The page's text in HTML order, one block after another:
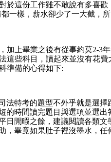
於這份工作雖不敢說有多喜
一樣，薪水卻少了一大截，所
加上畢業之後有從事約莫2-3
這些科目，讀起來並沒有花
準備的心得如下:
法特考的題型不外乎就是選擇
的時間讀完題目與選項並選出
日閒暇之餘，建議閱讀各類文
，畢竟如果肚子裡沒墨水，任